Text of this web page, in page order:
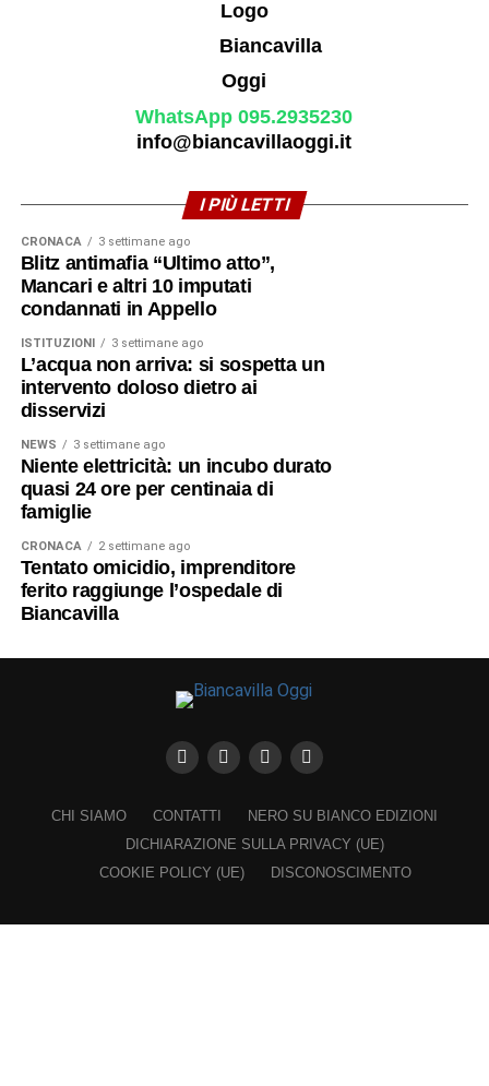
WhatsApp 095.2935230
info@biancavillaoggi.it
I PIÙ LETTI
CRONACA 3 settimane ago
Blitz antimafia “Ultimo atto”,
Mancari e altri 10 imputati
condannati in Appello
ISTITUZIONI 3 settimane ago
L’acqua non arriva: si sospetta un
intervento doloso dietro ai
disservizi
NEWS 3 settimane ago
Niente elettricità: un incubo durato
quasi 24 ore per centinaia di
famiglie
CRONACA 2 settimane ago
Tentato omicidio, imprenditore
ferito raggiunge l’ospedale di
Biancavilla
CHI SIAMO CONTATTI
NERO SU BIANCO EDIZIONI
DICHIARAZIONE SULLA PRIVACY (UE)
COOKIE POLICY (UE)
DISCONOSCIMENTO